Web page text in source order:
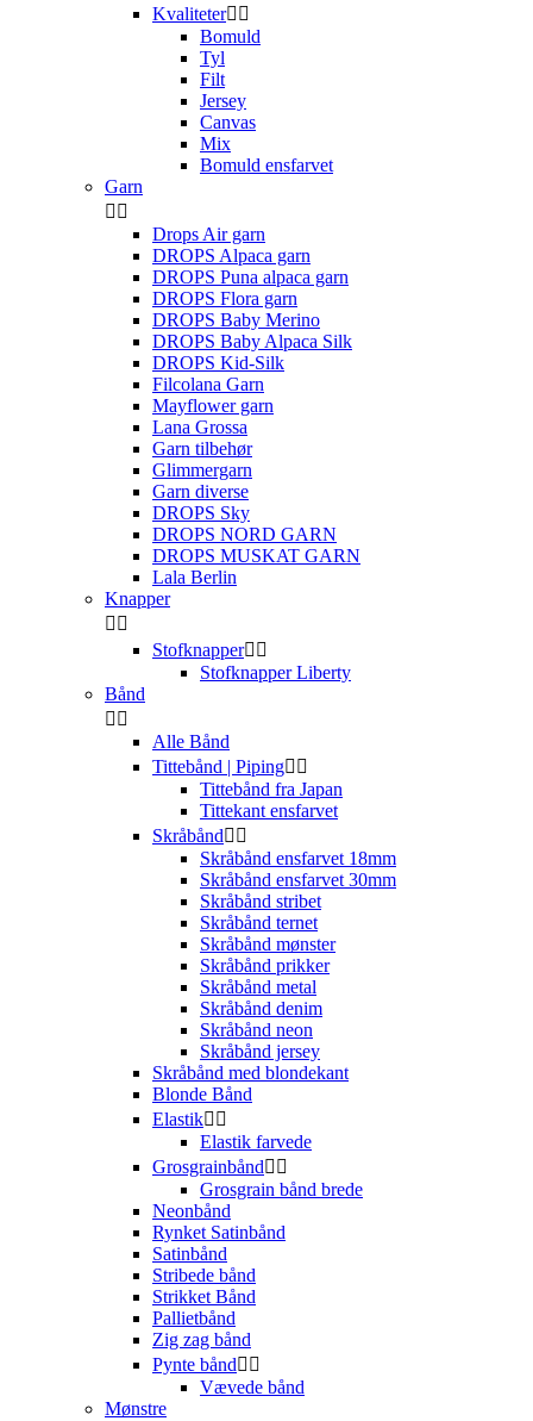
Kvaliteter 
Bomuld
Tyl
Filt
Jersey
Canvas
Mix
Bomuld ensfarvet
Garn
 
Drops Air garn
DROPS Alpaca garn
DROPS Puna alpaca garn
DROPS Flora garn
DROPS Baby Merino
DROPS Baby Alpaca Silk
DROPS Kid-Silk
Filcolana Garn
Mayflower garn
Lana Grossa
Garn tilbehør
Glimmergarn
Garn diverse
DROPS Sky
DROPS NORD GARN
DROPS MUSKAT GARN
Lala Berlin
Knapper
 
Stofknapper 
Stofknapper Liberty
Bånd
 
Alle Bånd
Tittebånd | Piping 
Tittebånd fra Japan
Tittekant ensfarvet
Skråbånd 
Skråbånd ensfarvet 18mm
Skråbånd ensfarvet 30mm
Skråbånd stribet
Skråbånd ternet
Skråbånd mønster
Skråbånd prikker
Skråbånd metal
Skråbånd denim
Skråbånd neon
Skråbånd jersey
Skråbånd med blondekant
Blonde Bånd
Elastik 
Elastik farvede
Grosgrainbånd 
Grosgrain bånd brede
Neonbånd
Rynket Satinbånd
Satinbånd
Stribede bånd
Strikket Bånd
Pallietbånd
Zig zag bånd
Pynte bånd 
Vævede bånd
Mønstre